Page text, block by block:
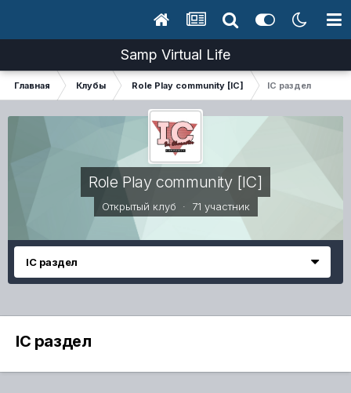
Samp Virtual Life
Главная Клубы Role Play community [IC] IC раздел
Role Play community [IC]
Открытый клуб · 71 участник
IC раздел
IC раздел